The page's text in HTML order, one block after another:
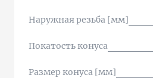
Наружная резьба [мм]
Покатость конуса
Размер конуса [мм]